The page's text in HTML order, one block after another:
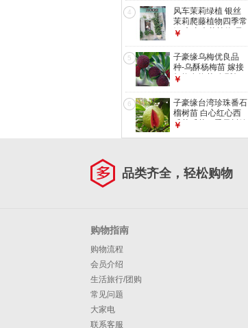
年苗
81cm(含)-110cm(含)
4
风车茉莉绿植 银丝
茉莉爬藤植物四季常
绿 爬山虎草植物 风
不含盆
￥
5
子豪缘乌梅优良品
种-乌酥杨梅苗 嫁接
杨梅乌梅苗 乌酥杨
苗
40cm(含)-140cm(含)
￥
6
子豪缘台湾珍珠番石
榴树苗 白心红心西
瓜芭乐苗四季果树嫁
40cm(含)-120cm(含)
￥
品类齐全，轻松购物
购物指南
购物流程
会员介绍
生活旅行/团购
常见问题
大家电
联系客服